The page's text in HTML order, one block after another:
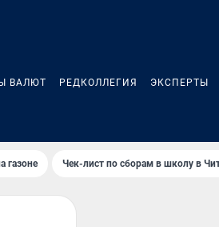
ВАЛЮТ РЕДКОЛЛЕГИЯ ЭКСПЕРТЫ
газоне Чек-лист по сборам в школу в